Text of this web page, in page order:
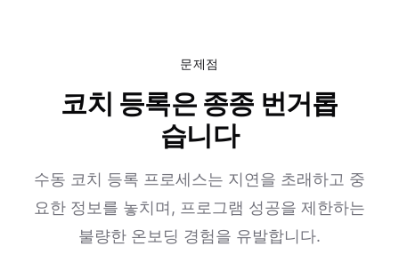
문제점
코치 등록은 종종 번거롭
습니다
수동 코치 등록 프로세스는 지연을 초래하고 중
요한 정보를 놓치며, 프로그램 성공을 제한하는
불량한 온보딩 경험을 유발합니다.